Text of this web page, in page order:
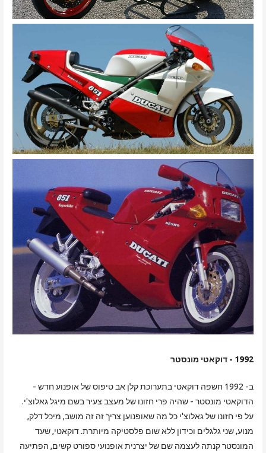
1992 - דוקאטי מונסטר
ב- 1992 חשפה דוקאטי בתערוכת קלן אב טיפוס של אופנוע חדש -
הדוקאטי מונסטר - שהיה פרי חזונו של מעצב צעיר בשם מיגל גאלוצ'י.
על פי חזונו של גאלוצ'י כל מה שאופנוען צריך זה זה מושב, מיכל דלק,
מנוע, שני גלגלים וכידון ללא שום פלסטיקה מיותרת. דוקאטי, שעד
המונסטר קנתה לעצמה שם של יצרנית אופנועי ספורט קשים, הפתיעה